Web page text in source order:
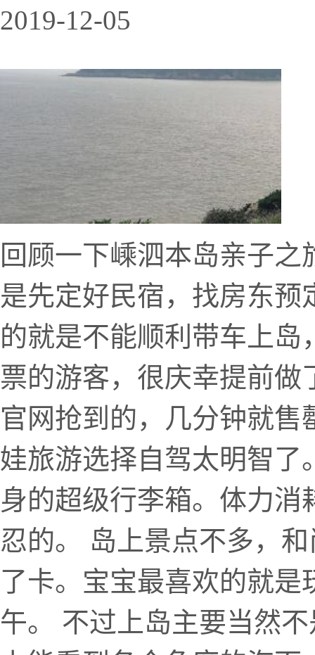
2019-12-05
回顾一下嵊泗本岛亲子
是先定好民宿，找房东
的就是不能顺利带车上
票的游客，很庆幸提前
官网抢到的，几分钟就
娃旅游选择自驾太明智了
身的超级行李箱。体力
忍的。 岛上景点不多，
了卡。宝宝最喜欢的就
午。 不过上岛主要当然